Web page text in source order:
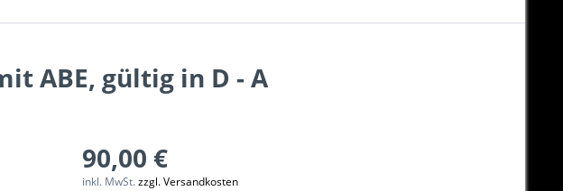
ABE, gültig in D - A
90,00 €
inkl. MwSt.zzgl. Versandkosten